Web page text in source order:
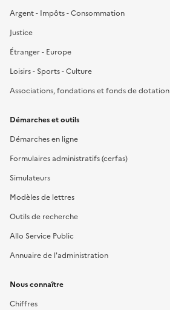
Argent - Impôts - Consommation
Justice
Étranger - Europe
Loisirs - Sports - Culture
Associations, fondations et fonds de dotation
Démarches et outils
Démarches en ligne
Formulaires administratifs (cerfas)
Simulateurs
Modèles de lettres
Outils de recherche
Allo Service Public
Annuaire de l'administration
Nous connaître
Chiffres